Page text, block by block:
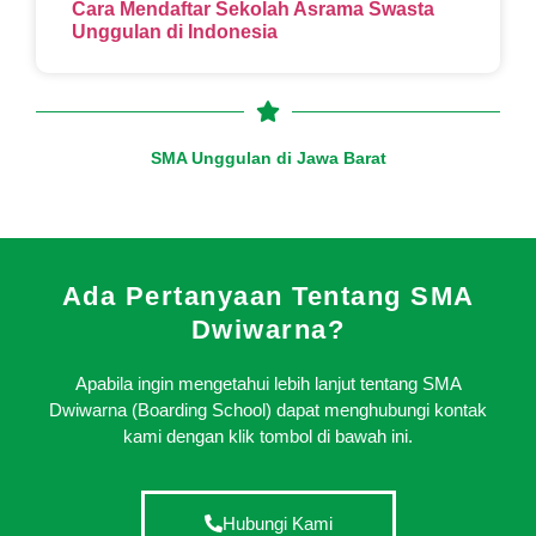
Cara Mendaftar Sekolah Asrama Swasta
Unggulan di Indonesia
SMA Unggulan di Jawa Barat
Ada Pertanyaan Tentang SMA
Dwiwarna?
Apabila ingin mengetahui lebih lanjut tentang SMA
Dwiwarna (Boarding School) dapat menghubungi kontak
kami dengan klik tombol di bawah ini.
Hubungi Kami